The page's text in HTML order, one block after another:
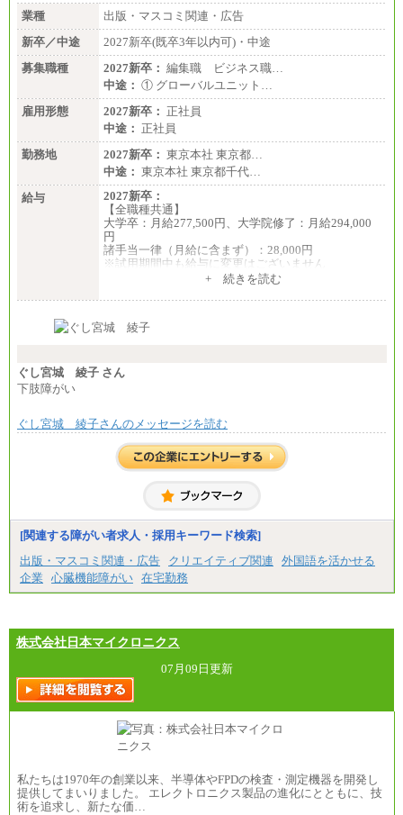
業種
出版・マスコミ関連・広告
新卒／中途
2027新卒(既卒3年以内可)・中途
募集職種
2027新卒： 編集職 ビジネス職…
中途： ① グローバルユニット…
雇用形態
2027新卒： 正社員
中途： 正社員
勤務地
2027新卒： 東京本社 東京都…
中途： 東京本社 東京都千代…
給与
2027新卒：
【全職種共通】
大学卒：月給277,500円、大学院修了：月給294,000
円
諸手当一律（月給に含まず）：28,000円
※試用期間中も給与に変更はございません
月給370,000円～
ます。
の各種手当を含む金額です）
+ 続きを読む
ぐし宮城 綾子 さん
下肢障がい
ぐし宮城 綾子さんのメッセージを読む
[関連する障がい者求人・採用キーワード検索]
出版・マスコミ関連・広告
クリエイティブ関連
外国語を活かせる
企業
心臓機能障がい 在宅勤務
株式会社日本マイクロニクス
07月09日更新
私たちは1970年の創業以来、半導体やFPDの検査・測定機器を開発し
提供してまいりました。 エレクトロニクス製品の進化にとともに、技
術を追求し、新たな価…